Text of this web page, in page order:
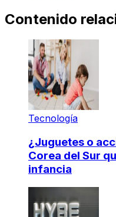
Contenido
Tecnología
¿Juguetes o
Corea del Sur
infancia